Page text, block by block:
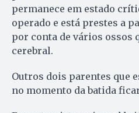
permanece em estado
operado e está prestes a
por conta de vários ossos
cerebral.
Outros dois parentes que
no momento da batida